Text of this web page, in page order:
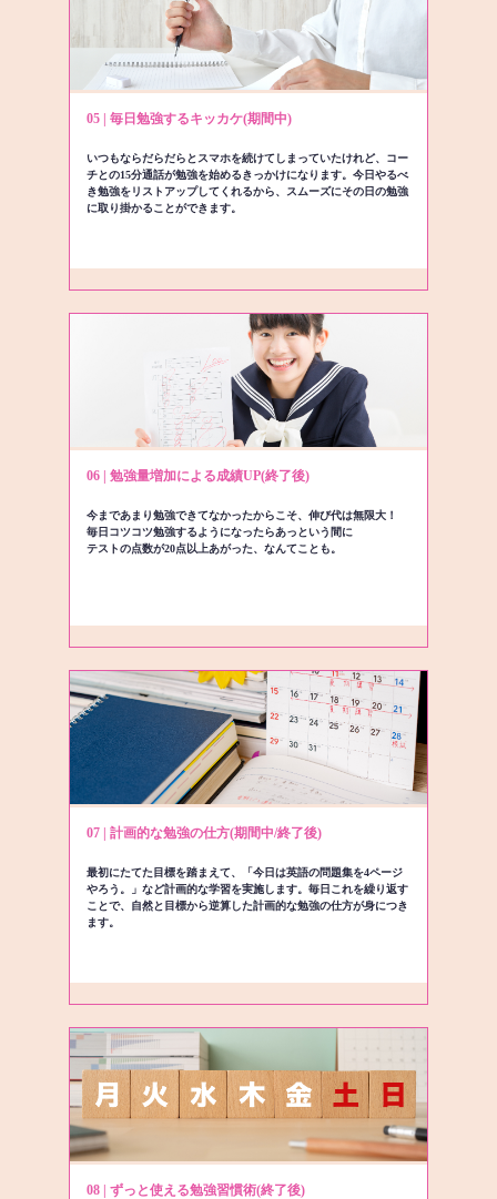
05 | 毎日勉強するキッカケ(期間中)
いつもならだらだらとスマホを続けてしまっていたけれど、コー
チとの15分通話が勉強を始めるきっかけになります。今日やるべ
き勉強をリストアップしてくれるから、スムーズにその日の勉強
に取り掛かることができます。
06 | 勉強量増加による成績UP(終了後)
今まであまり勉強できてなかったからこそ、伸び代は無限大！
毎日コツコツ勉強するようになったらあっという間に
テストの点数が20点以上あがった、なんてことも。
07 | 計画的な勉強の仕方(期間中/終了後)
最初にたてた目標を踏まえて、「今日は英語の問題集を4ページ
やろう。」など計画的な学習を実施します。毎日これを繰り返す
ことで、自然と目標から逆算した計画的な勉強の仕方が身につき
ます。
08 | ずっと使える勉強習慣術(終了後)